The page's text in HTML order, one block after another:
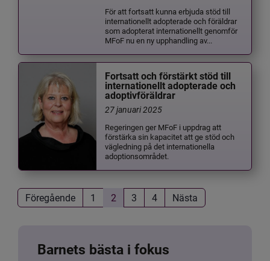
För att fortsatt kunna erbjuda stöd till
internationellt adopterade och föräldrar
som adopterat internationellt genomför
MFoF nu en ny upphandling av...
Fortsatt och förstärkt stöd till
internationellt adopterade och
adoptivföräldrar
27 januari 2025
Regeringen ger MFoF i uppdrag att
förstärka sin kapacitet att ge stöd och
vägledning på det internationella
adoptionsområdet.
Föregående 1 2 3 4 Nästa
Barnets bästa i fokus